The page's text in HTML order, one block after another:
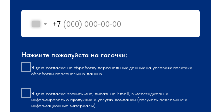
+7
Нажмите пожалуйста на галочки:
Я даю согласие на обработку персональных данных на условиях политики
обработки персональных данных
Я даю согласие звонить мне, писать на Email, в мессенджеры и
информировать о продукции и услугах компании (получать рекламные и
информационные материалы)